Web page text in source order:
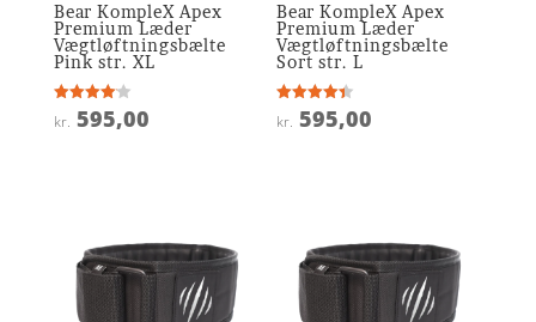
Bear KompleX Apex
Premium Læder
Vægtløftningsbælte
Pink str. XL
Vurderet
4.1
kr. 595,00
Bear KompleX Apex
Premium Læder
Vægtløftningsbælte
Sort str. L
Vurderet
4.4
kr. 595,00